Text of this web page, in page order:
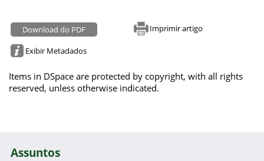
Download do PDF Imprimir artigo
Exibir Metadados
Items in DSpace are protected by copyright, with all rights
reserved, unless otherwise indicated.
Assuntos